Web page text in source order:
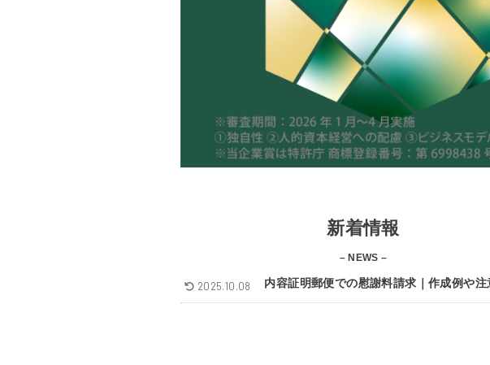
新着情報
– NEWS –
内容証明郵便での慰謝料請求｜作成例や注
2025.10.08